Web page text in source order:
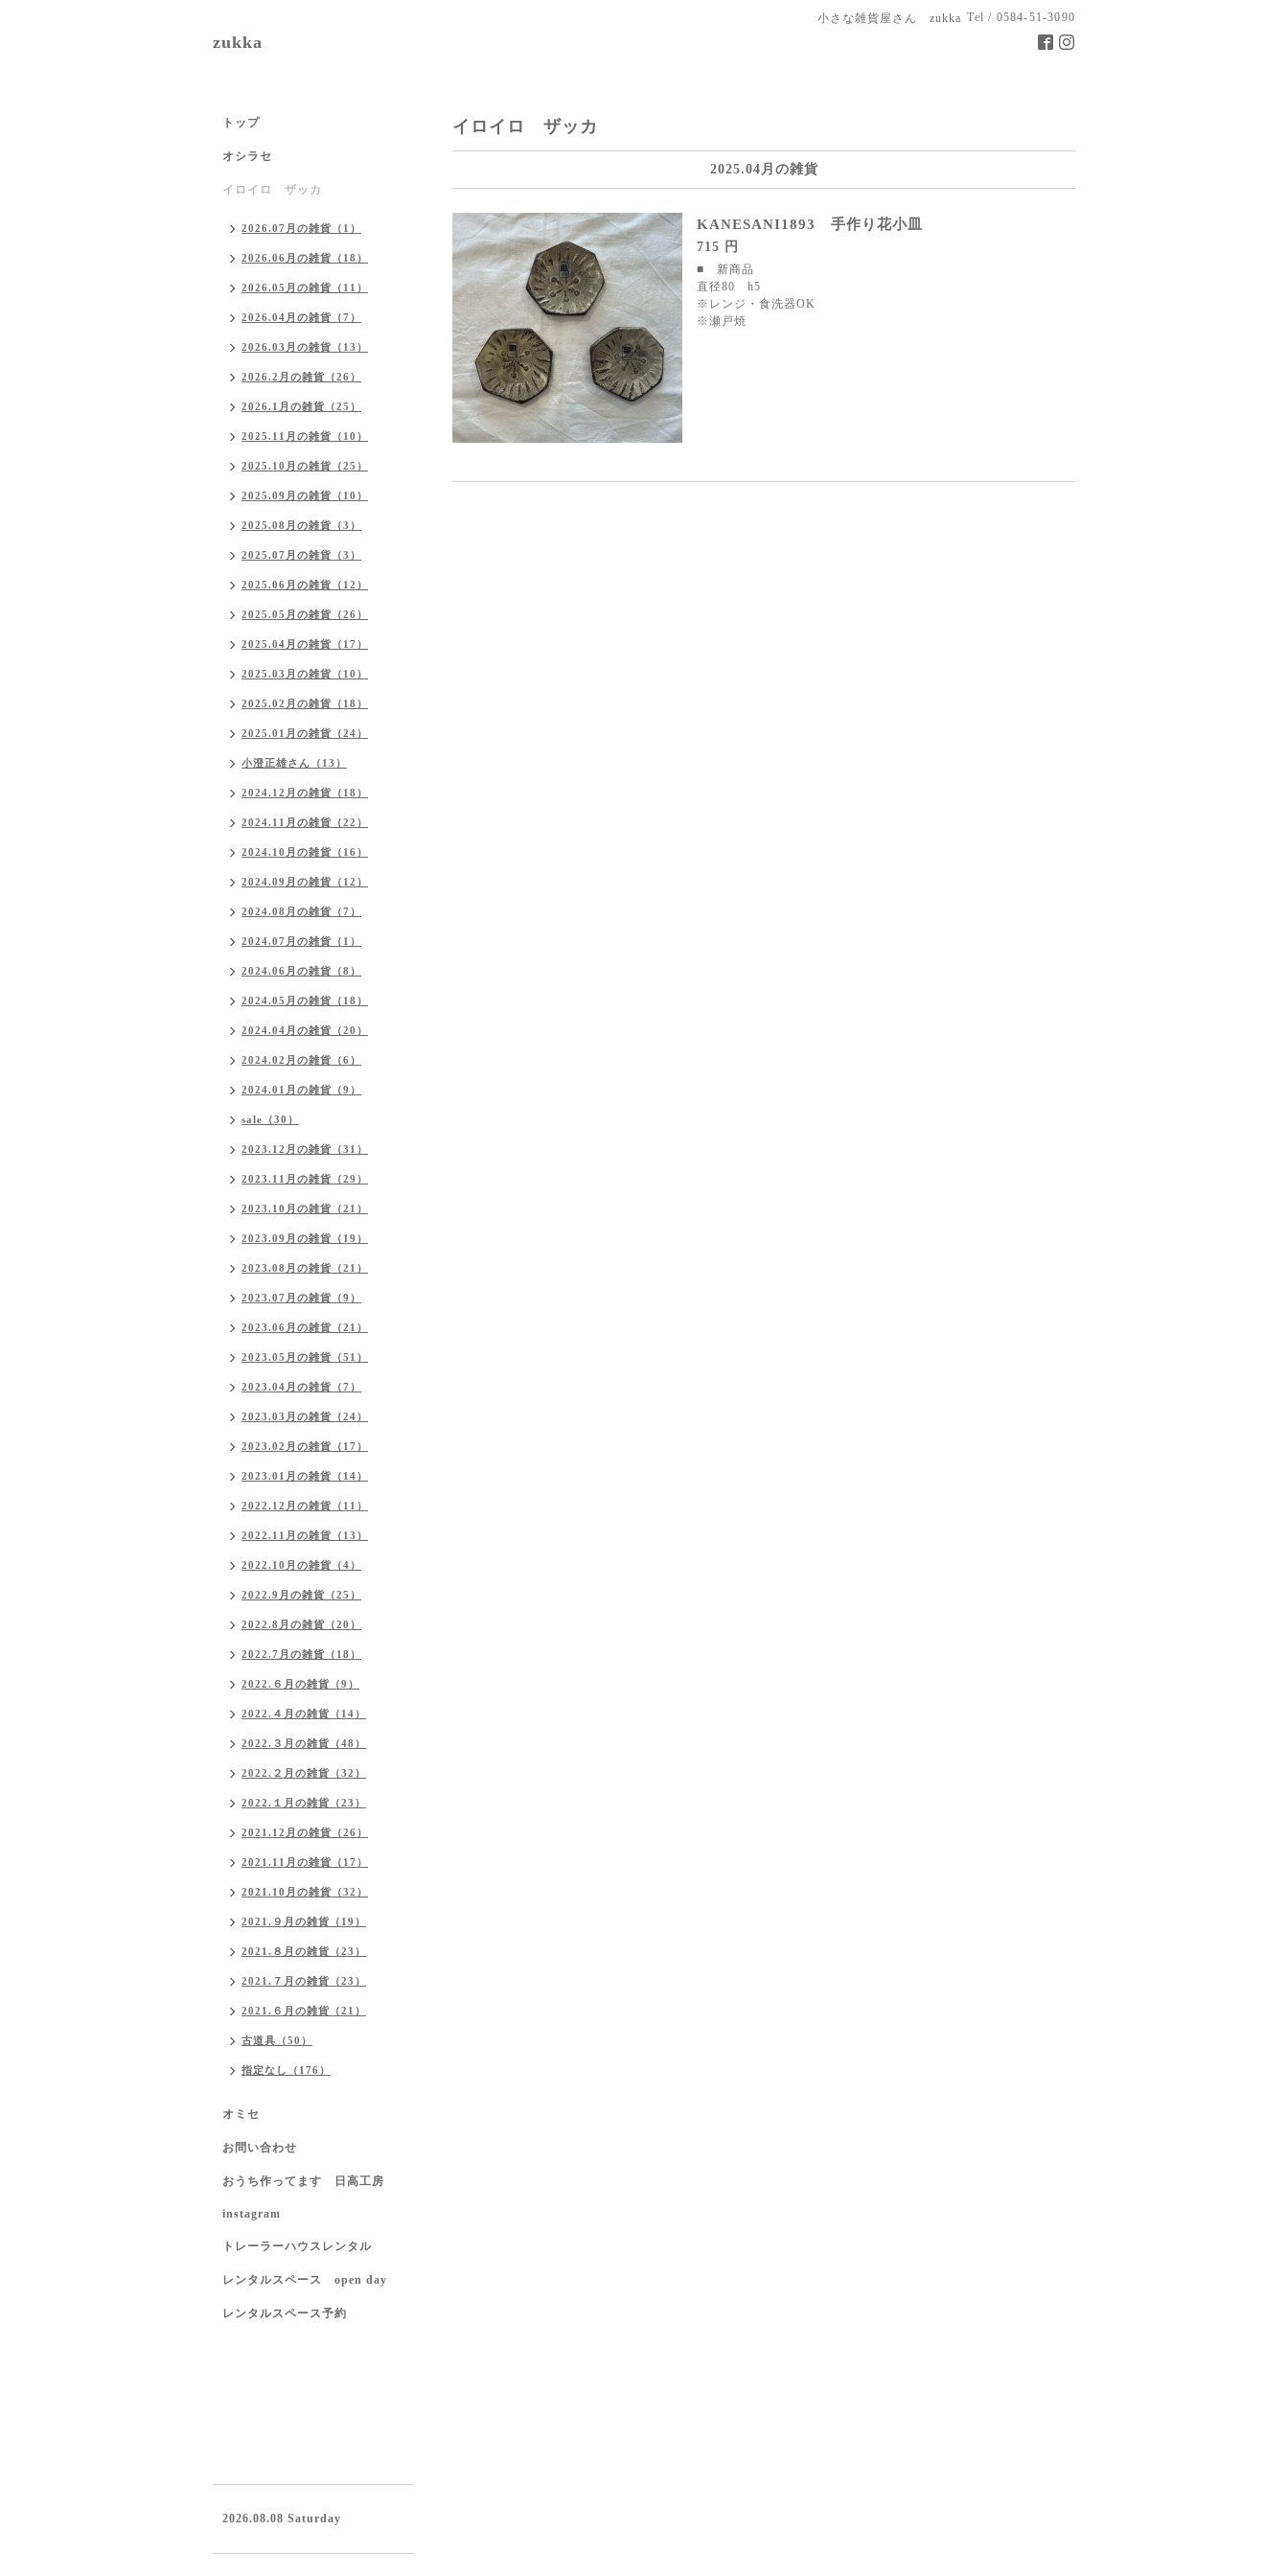
小さな雑貨屋さん zukka Tel / 0584-51-3090
zukka
イロイロ ザッカ
2025.04月の雑貨
KANESANI1893 手作り花小皿
715 円
■ 新商品
直径80 h5
※レンジ・食洗器OK
※瀬戸焼
トップ
オシラセ
イロイロ ザッカ
2026.07月の雑貨（1）
2026.06月の雑貨（18）
2026.05月の雑貨（11）
2026.04月の雑貨（7）
2026.03月の雑貨（13）
2026.2月の雑貨（26）
2026.1月の雑貨（25）
2025.11月の雑貨（10）
2025.10月の雑貨（25）
2025.09月の雑貨（10）
2025.08月の雑貨（3）
2025.07月の雑貨（3）
2025.06月の雑貨（12）
2025.05月の雑貨（26）
2025.04月の雑貨（17）
2025.03月の雑貨（10）
2025.02月の雑貨（18）
2025.01月の雑貨（24）
小澄正雄さん（13）
2024.12月の雑貨（18）
2024.11月の雑貨（22）
2024.10月の雑貨（16）
2024.09月の雑貨（12）
2024.08月の雑貨（7）
2024.07月の雑貨（1）
2024.06月の雑貨（8）
2024.05月の雑貨（18）
2024.04月の雑貨（20）
2024.02月の雑貨（6）
2024.01月の雑貨（9）
sale（30）
2023.12月の雑貨（31）
2023.11月の雑貨（29）
2023.10月の雑貨（21）
2023.09月の雑貨（19）
2023.08月の雑貨（21）
2023.07月の雑貨（9）
2023.06月の雑貨（21）
2023.05月の雑貨（51）
2023.04月の雑貨（7）
2023.03月の雑貨（24）
2023.02月の雑貨（17）
2023.01月の雑貨（14）
2022.12月の雑貨（11）
2022.11月の雑貨（13）
2022.10月の雑貨（4）
2022.9月の雑貨（25）
2022.8月の雑貨（20）
2022.7月の雑貨（18）
2022.６月の雑貨（9）
2022.４月の雑貨（14）
2022.３月の雑貨（48）
2022.２月の雑貨（32）
2022.１月の雑貨（23）
2021.12月の雑貨（26）
2021.11月の雑貨（17）
2021.10月の雑貨（32）
2021.９月の雑貨（19）
2021.８月の雑貨（23）
2021.７月の雑貨（23）
2021.６月の雑貨（21）
古道具（50）
指定なし（176）
オミセ
お問い合わせ
おうち作ってます 日高工房
instagram
トレーラーハウスレンタル
レンタルスペース open day
レンタルスペース予約
2026.08.08 Saturday